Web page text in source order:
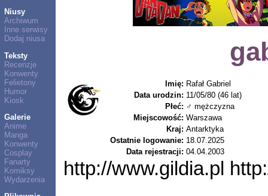
Niusy
Archiwum
Inne serwisy
Dodaj niusa
Teksty
Recenzje
Konwenty
Felietony
Humor
Kiosk
Galerie
Anime
Manga
Konwenty
Cosplay
Fanarty
Komiksy
Wydarzenia
Imię: Rafał Gabriel
Data urodzin: 11/05/80 (46 lat)
Płeć: ♂ mężczyzna
Miejscowość: Warszawa
Kraj: Antarktyka
Ostatnie logowanie: 18.07.2025
Data rejestracji: 04.04.2003
http://www.gildia.pl